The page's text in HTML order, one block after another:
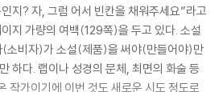
지? 자, 그럼 어서 빈칸을 채워주세요”라고
지 가량의 여백(129쪽)을 두고 있다. 소설
(소비자)가 소설(제품)을 써야(만들어야)만
하다. 랩이나 성경의 문체, 최면의 화술 등
작가이기에 이번 것도 새로운 시도 정도로